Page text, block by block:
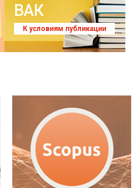
ВАК
К условиям публикации